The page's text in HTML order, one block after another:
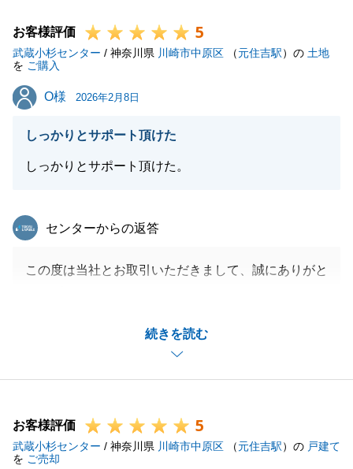
お客様評価 5
武蔵小杉センター / 神奈川県 川崎市中原区 （元住吉駅）の 土地
を ご購入
O様
O様 2026年2月8日
しっかりとサポート頂けた
しっかりとサポート頂けた。
続きを読む
東急リバブル
センターからの返答
この度は当社とお取引いただきまして、誠にありがと
またご相談事がございましたらお気軽にご連絡をいた
だけますと幸いです。
閉じる
お客様評価 5
武蔵小杉センター / 神奈川県 川崎市中原区 （元住吉駅）の 戸建て
を ご売却